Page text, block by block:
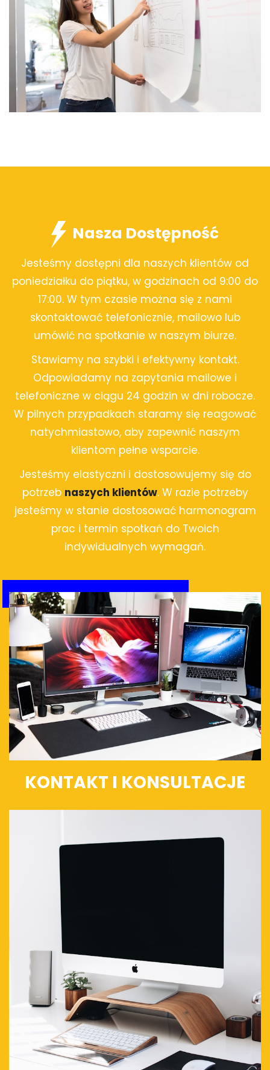
Nasza Dostępność
Jesteśmy dostępni dla naszych klientów od
poniedziałku do piątku, w godzinach od 9:00 do
17:00. W tym czasie można się z nami
skontaktować telefonicznie, mailowo lub
umówić na spotkanie w naszym biurze.
Stawiamy na szybki i efektywny kontakt.
Odpowiadamy na zapytania mailowe i
telefoniczne w ciągu 24 godzin w dni robocze.
W pilnych przypadkach staramy się reagować
natychmiastowo, aby zapewnić naszym
klientom pełne wsparcie.
Jesteśmy elastyczni i dostosowujemy się do
potrzeb naszych klientów. W razie potrzeby
jesteśmy w stanie dostosować harmonogram
prac i termin spotkań do Twoich
indywidualnych wymagań.
KONTAKT I KONSULTACJE